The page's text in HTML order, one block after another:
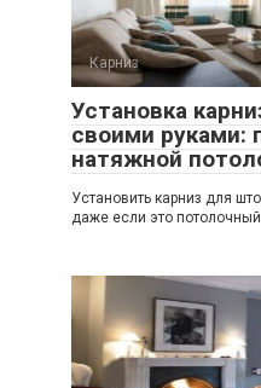
Карниз
Установка
своими руками:
натяжной
Установить карниз для
даже если это потолочный